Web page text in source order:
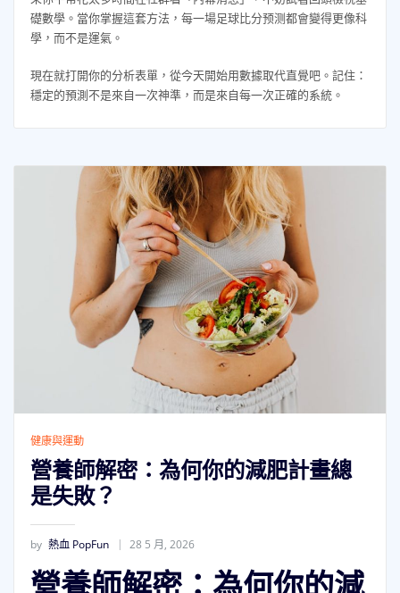
礎數學。當你掌握這套方法，每一場足球比分预测都會變得更像科
學，而不是運氣。
現在就打開你的分析表單，從今天開始用數據取代直覺吧。記住：
穩定的預測不是來自一次神準，而是來自每一次正確的系統。
健康與運動
營養師解密：為何你的減肥計畫總
是失敗？
by 熱血 PopFun 28 5 月, 2026
營養師解密：為何你的減